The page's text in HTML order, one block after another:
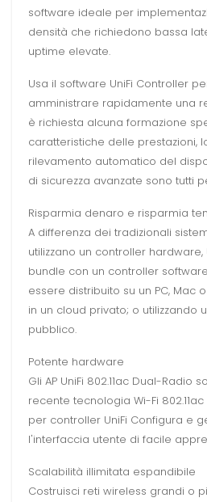
software ideale per
densità che richiedono bassa
uptime elevate.
Usa il software UniFi Controller
amministrare rapidamente una
è richiesta alcuna formazione
caratteristiche delle prestazioni,
rilevamento automatico del
di sicurezza avanzate sono tutti
Risparmia denaro e risparmia
A differenza dei tradizionali
utilizzano un controller hardware,
bundle con un controller
essere distribuito su un PC, Mac
in un cloud privato; o utilizzando
pubblico.
Potente hardware
Gli AP UniFi 802.11ac Dual-Radio
recente tecnologia Wi-Fi
per controller UniFi Configura e
l'interfaccia utente di facile
Scalabilità illimitata espandibile
Costruisci reti wireless grandi o